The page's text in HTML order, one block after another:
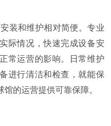
装和维护相对简便。专业
际情况，快速完成设备安
常运营的影响。日常维护
进行清洁和检查，就能保
的运营提供可靠保障。